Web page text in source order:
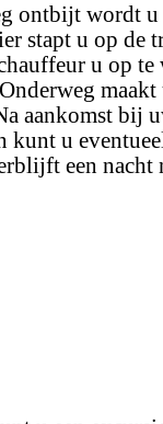
ontbijt wordt
stapt u op de
u op te
aankomst bij
kunt u
een